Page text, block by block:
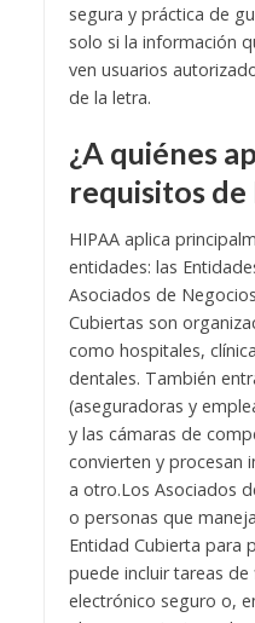
segura y práctica de
solo si la información
ven usuarios
de la letra.
¿A quiénes
requisitos de
HIPAA aplica
entidades: las
Asociados de
Cubiertas son
como hospitales,
dentales. También
(aseguradoras y
y las cámaras de
convierten y procesan
a otro.Los Asociados
o personas que
Entidad Cubierta para
puede incluir tareas
electrónico seguro o,